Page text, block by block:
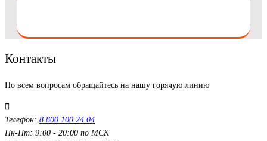
Контакты
По всем вопросам обращайтесь на нашу горячую линию
Телефон: 8 800 100 24 04
Пн-Пт: 9:00 - 20:00 по МСК